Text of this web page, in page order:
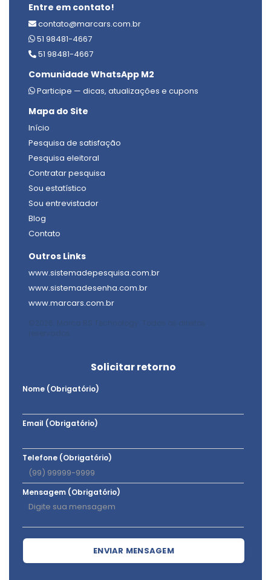
Entre em contato!
contato@marcars.com.br
51 98481-4667
51 98481-4667
Comunidade WhatsApp M2
Participe — dicas, atualizações e cupons
Mapa do Site
Início
Pesquisa de satisfação
Pesquisa eleitoral
Contratar pesquisa
Sou estatístico
Sou entrevistador
Blog
Contato
Outros Links
www.sistemadepesquisa.com.br
www.sistemadesenha.com.br
www.marcars.com.br
Solicitar retorno
Nome (Obrigatório)
Email (Obrigatório)
Telefone (Obrigatório)
Mensagem (Obrigatório)
ENVIAR MENSAGEM